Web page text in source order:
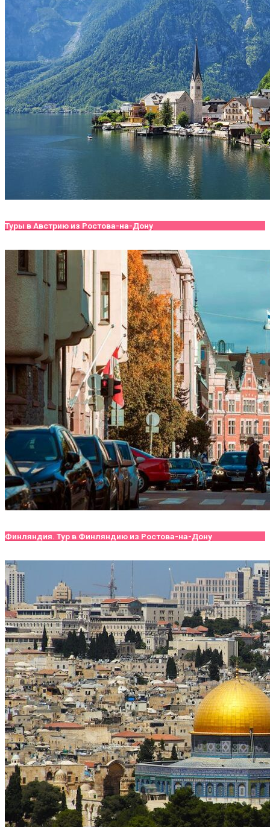
Туры в Австрию из Ростова-на-Дону
Финляндия. Тур в Финляндию из Ростова-на-Дону